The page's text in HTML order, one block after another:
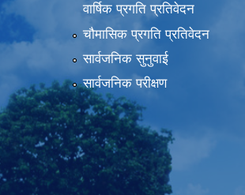
वार्षिक प्रगति प्रतिवेदन
चौमासिक प्रगति प्रतिवेदन
सार्वजनिक सुनुवाई
सार्वजनिक परीक्षण